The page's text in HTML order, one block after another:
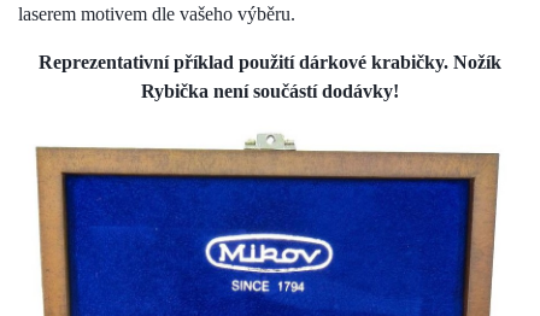
laserem motivem dle vašeho výběru.
Reprezentativní příklad použití dárkové krabičky. Nožík
Rybička není součástí dodávky!